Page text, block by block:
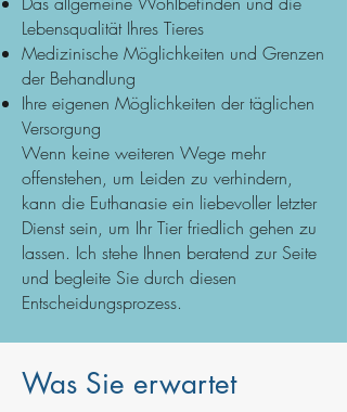
Lebensqualität Ihres Tieres
Medizinische Möglichkeiten und Grenzen
der Behandlung
Ihre eigenen Möglichkeiten der täglichen
Versorgung
Wenn keine weiteren Wege mehr
offenstehen, um Leiden zu verhindern,
kann die Euthanasie ein liebevoller letzter
Dienst sein, um Ihr Tier friedlich gehen zu
lassen. Ich stehe Ihnen beratend zur Seite
und begleite Sie durch diesen
Entscheidungsprozess.
Was Sie erwartet